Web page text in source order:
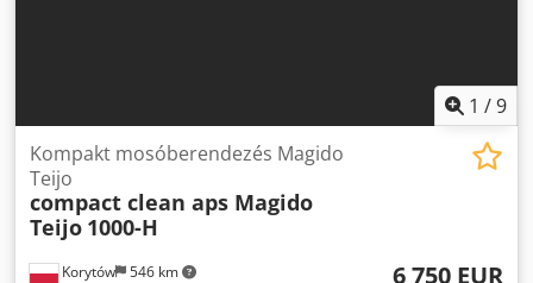
1 /9
Korytów 546 km
Kompakt mosóberendezés Magido
Teijo
compact clean aps Magido
Teijo 1000-H
6 750 EUR